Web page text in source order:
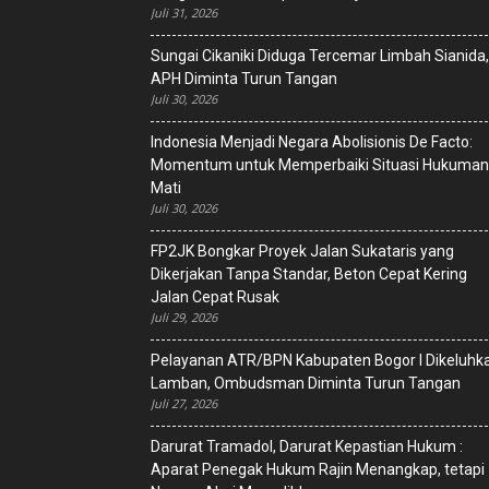
Juli 31, 2026
Sungai Cikaniki Diduga Tercemar Limbah Sianida,
APH Diminta Turun Tangan
Juli 30, 2026
‎Indonesia Menjadi Negara Abolisionis De Facto:
Momentum untuk Memperbaiki Situasi Hukuman
Mati
Juli 30, 2026
FP2JK Bongkar Proyek Jalan Sukataris yang
Dikerjakan Tanpa Standar, Beton Cepat Kering
Jalan Cepat Rusak
Juli 29, 2026
Pelayanan ATR/BPN Kabupaten Bogor I
Lamban, Ombudsman Diminta Turun Tangan
Juli 27, 2026
Darurat Tramadol, Darurat Kepastian Hukum :
Aparat Penegak Hukum Rajin Menangkap, tetapi